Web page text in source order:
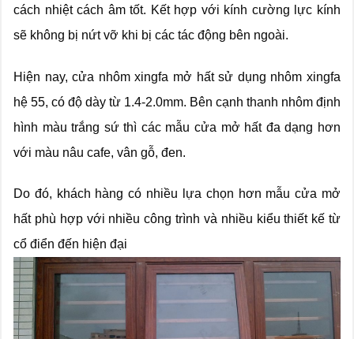
cách nhiệt cách âm tốt. Kết hợp với kính cường lực kính
sẽ không bị nứt vỡ khi bị các tác động bên ngoài.
Hiện nay, cửa nhôm xingfa mở hất sử dụng nhôm xingfa
hệ 55, có độ dày từ 1.4-2.0mm. Bên cạnh thanh nhôm định
hình màu trắng sứ thì các mẫu cửa mở hất đa dạng hơn
với màu nâu cafe, vân gỗ, đen.
Do đó, khách hàng có nhiều lựa chọn hơn mẫu cửa mở
hất phù hợp với nhiều công trình và nhiều kiểu thiết kế từ
cổ điển đến hiện đại